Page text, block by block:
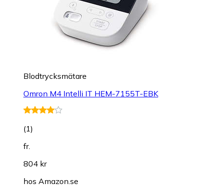
Blodtrycksmätare
Omron M4 Intelli IT HEM-7155T-EBK
(1)
fr.
804 kr
hos Amazon.se